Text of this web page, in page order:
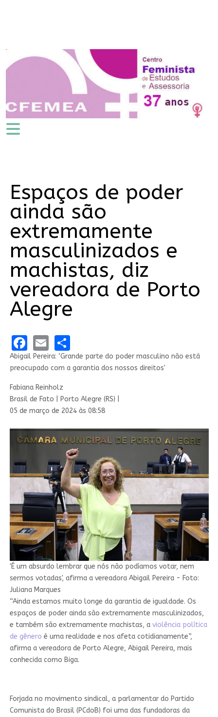
Espaços de poder
ainda são
extremamente
masculinizados e
machistas, diz
vereadora de Porto
Alegre
Facebook
EmailShare
Abigail Pereira: ‘Grande parte do poder masculino não está
preocupado com a garantia dos nossos direitos'
Fabiana Reinholz
Brasil de Fato | Porto Alegre (RS) |
05 de março de 2024 às 08:58
'É um absurdo lembrar que nós não podíamos votar, nem
sermos votadas', afirma a vereadora Abigail Pereira - Foto:
Juliana Marques
“Ainda estamos muito longe da garantia de igualdade. Os
espaços de poder ainda são extremamente masculinizados,
e também são extremamente machistas, a violência política
de gênero é uma realidade e nos afeta cotidianamente”,
afirma a vereadora de Porto Alegre, Abigail Pereira, mais
conhecida como Biga.
Forjada no movimento sindical, a parlamentar do Partido
Comunista do Brasil (PCdoB) foi uma das fundadoras da